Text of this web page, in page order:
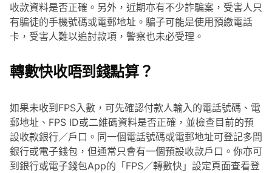
收款資料是否正確。另外，近期亦有不少詐騙案，受害人只
有騙徒的手機號碼或電郵地址。騙子可能是使用預繳電話
卡，受害人難以追討款項，警察也未必受理。
轉數快收唔到錢點算？
如果未收到FPS入數，可先確認付款人輸入的電話號碼、電
郵地址、FPS ID或二維碼資料是否正確，並檢查目前的預
設收款銀行／戶口。同一個電話號碼或電郵地址可登記多間
銀行或電子錢包，但通常只會有一個預設收款戶口。你亦可
到銀行或電子錢包App的「FPS／轉數快」設定頁面查看登